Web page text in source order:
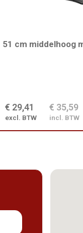
51 cm middelhoog
€ 29,41
excl. BTW
€ 35,59
incl. BTW